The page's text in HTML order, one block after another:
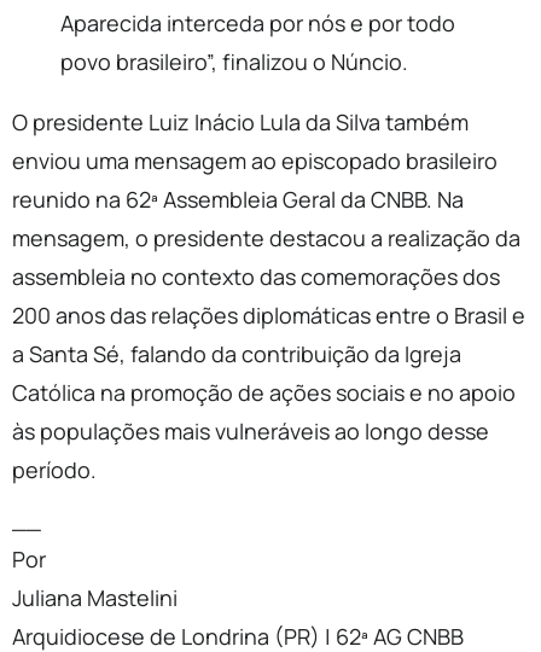
Aparecida interceda por nós e por todo
povo brasileiro”, finalizou o Núncio.
O presidente Luiz Inácio Lula da Silva também
enviou uma mensagem ao episcopado brasileiro
reunido na 62ª Assembleia Geral da CNBB. Na
mensagem, o presidente destacou a realização da
assembleia no contexto das comemorações dos
200 anos das relações diplomáticas entre o Brasil e
a Santa Sé, falando da contribuição da Igreja
Católica na promoção de ações sociais e no apoio
às populações mais vulneráveis ao longo desse
período.
Por
Juliana Mastelini
Arquidiocese de Londrina (PR) | 62ª AG CNBB